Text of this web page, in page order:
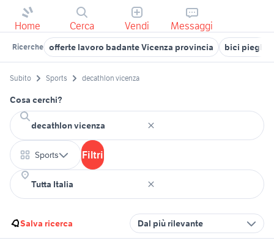
Home Cerca Vendi Messaggi
Ricerche offerte lavoro badante Vicenza provincia bici
Subito Sports decathlon vicenza
Cosa cerchi?
Sports Filtri
Salva ricerca Dal più rilevante